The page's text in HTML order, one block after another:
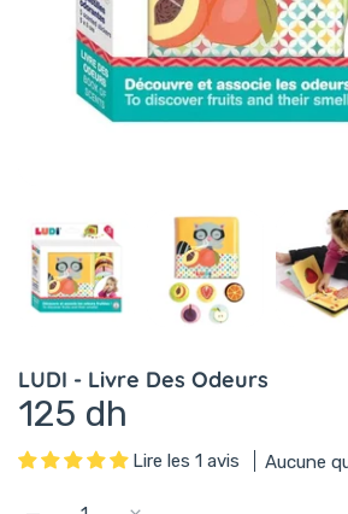
LUDI - Livre Des Odeurs
125 dh
Lire les 1 avis Aucune